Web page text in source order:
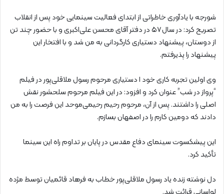
شورجه با یادآوری خاطراتی از ابتدای فعالیت سینمایی خود پس از انقلاب
تصریح کرد: در سال ۵۷ در دفتر آقای محسن علی‌اکبری و با حضور چند تن
از دوستان، پیشنهاد دستیاری کارگردانی به من شد و با افتخار این
پیشنهاد را پذیرفتم.
وی اولین تجربه کاری خود ا دستیاری مرحوم رسول ملاقلی‌پور در فیلم
“پرواز در شب” عنوان کرد و افزود: در این فیلم مرحوم سلحشور نقش
اصلی را داشتند. پس از آن، مرحوم رحیم رحیمی‌موحد این فرصت را به من
دادند که دومین کارم را در اصفهان بسازم.
این پیشکسوت سینمای دفاع مقدس در پایان بر تداوم راه این سینما
تأکید کرد.
دل نوشته زنده یاد رسول ملاقلی‌پور خطاب به فرهاد قائمیان توسط مژده